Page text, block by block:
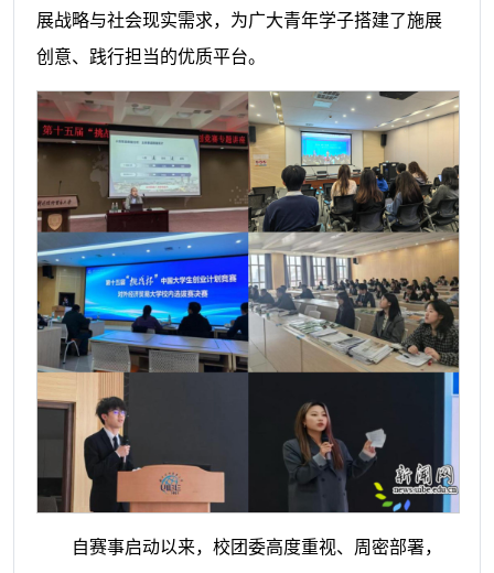
展战略与社会现实需求，为广大青年学子搭建了施展
创意、践行担当的优质平台。
自赛事启动以来，校团委高度重视、周密部署，